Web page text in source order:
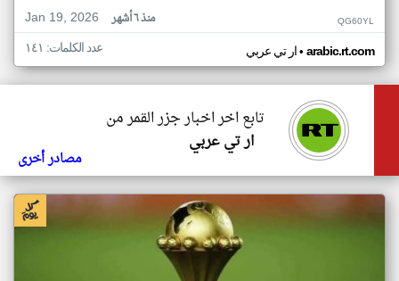
Jan 19, 2026
منذ ٦ أشهر QG60YL
ار تي عربي• arabic.rt.com عدد الكلمات: ١٤١
تابع اخر اخبار جزر القمر من
ار تي عربي
مصادر أخرى